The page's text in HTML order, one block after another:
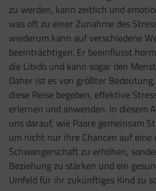
zu werden, kann zeitlich und
was oft zu einer Zunahme des
wiederum kann auf verschiedene
beeinträchtigen. Er beeinflusst
die Libido und kann sogar den
Daher ist es von größter
diese Reise begeben, effektive
erlernen und anwenden. In diesem
uns darauf, wie Paare gemeinsam
um nicht nur ihre Chancen auf eine
Schwangerschaft zu erhöhen,
Beziehung zu stärken und ein
Umfeld für ihr zukünftiges Kind zu